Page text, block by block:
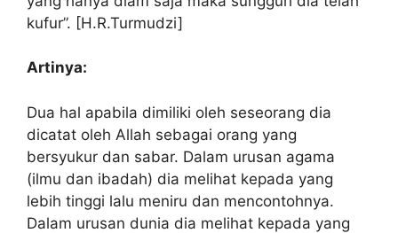
kufur”. [H.R.Turmudzi]
Artinya:
Dua hal apabila dimiliki oleh seseorang dia
dicatat oleh Allah sebagai orang yang
bersyukur dan sabar. Dalam urusan agama
(ilmu dan ibadah) dia melihat kepada yang
lebih tinggi lalu meniru dan mencontohnya.
Dalam urusan dunia dia melihat kepada yang